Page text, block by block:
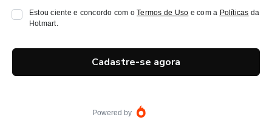
Estou ciente e concordo com oTermos de Uso e com a Políticas da
Hotmart.
Cadastre-se agora
Powered by